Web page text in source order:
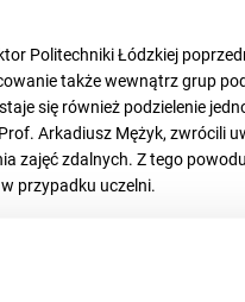
Politechniki Łódzkiej
także wewnątrz grup
się również podzielenie
Arkadiusz Mężyk, zwrócili
zajęć zdalnych. Z tego
przypadku uczelni.
naukowych na otoczenie